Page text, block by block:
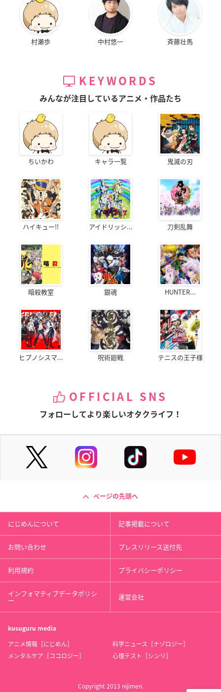
村瀬歩 中村悠一 斉藤壮馬
KEYWORDS
みんなが注目しているアニメ・作品たち
ちいかわ キャラ一覧 鬼滅の刃
ハイキュー!! アイドリッシ... 刀剣乱舞
暗殺教室 銀魂 HUNTER...
ヒプノシスマ... 呪術廻戦 テニスの王子様
OFFICIAL SNS
フォローしてより楽しいオタクライフ！
ページの先頭へ
にじめんについて 記事掲載について
お問い合わせ プレスリリース送付先
利用規約 プライバシーポリシー
インフォマティブデータポリシ
ー 運営会社
kusuguru media
アニメ情報［にじめん］
科学ニュース［ナゾロジー］
メンタルケア［ココロジー］
心理テスト［シンリ］
Copyright 2013 nijimen.